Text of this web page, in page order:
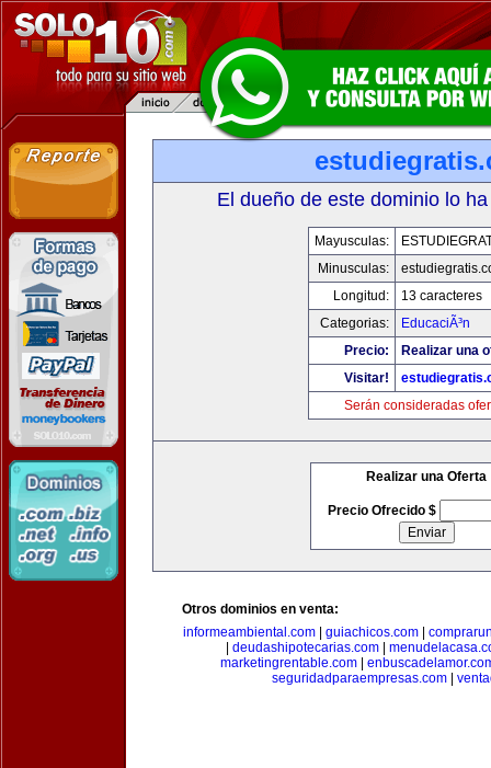
El dueño de este dominio lo
Mayusculas:
Minusculas:
Longitud:
13 caracteres
Categorias:
EducaciÃ³n
Precio:
Realizar una
Visitar!
Serán consideradas
Realizar una Oferta
Precio Ofrecido $
Otros dominios en venta:
informeambiental.com
guiachicos.com
deudashipotecarias.com|
marketingrentable.com|
seguridadparaempresas.com